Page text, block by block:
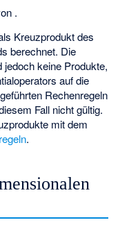
.
Kreuzprodukt des
berechnet. Die
jedoch keine Produkte,
auf die
Rechenregeln
Fall nicht gültig.
mit dem
.